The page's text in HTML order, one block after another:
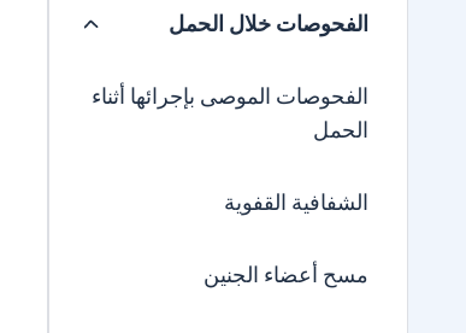
الفحوصات خلال الحمل
الفحوصات الموصى بإجرائها أثناء
الحمل
الشفافية القفوية
مسح أعضاء الجنين